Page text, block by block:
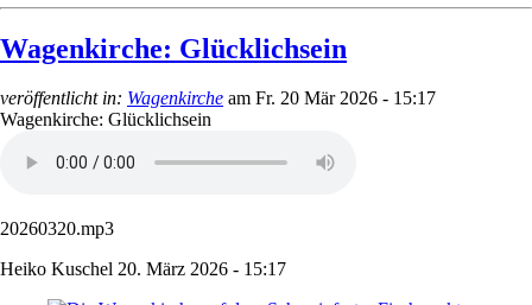
Wagenkirche: Glücklichsein
veröffentlicht in: Wagenkirche am Fr. 20 Mär 2026 - 15:17
Wagenkirche: Glücklichsein
20260320.mp3
Heiko Kuschel 20. März 2026 - 15:17